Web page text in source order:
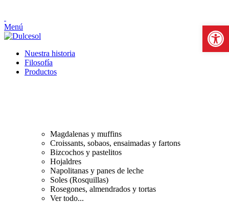
Menú
Nuestra historia
Filosofía
Productos
Magdalenas y muffins
Croissants, sobaos, ensaimadas y fartons
Bizcochos y pastelitos
Hojaldres
Napolitanas y panes de leche
Soles (Rosquillas)
Rosegones, almendrados y tortas
Ver todo...
Abrir